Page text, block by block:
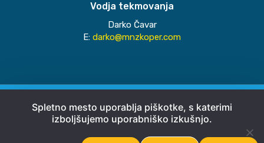
Vodja tekmovanja
Darko Čavar
E: darko@mnzkoper.com
© 2026 MNZ Koper
Spletno mesto uporablja piškotke, s katerimi
izboljšujemo uporabniško izkušnjo.